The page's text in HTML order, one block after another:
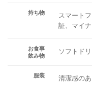
持ち物
スマート
証、マイ
お食事
飲み物
ソフトド
服装 清潔感の